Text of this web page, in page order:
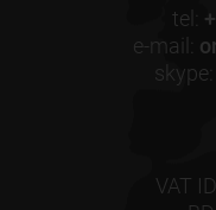
tel:
e-mail:
skype:
VAT ID: